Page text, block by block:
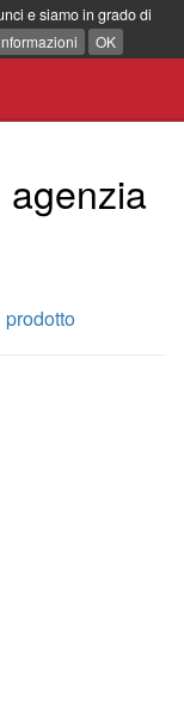
e siamo in grado di
OK